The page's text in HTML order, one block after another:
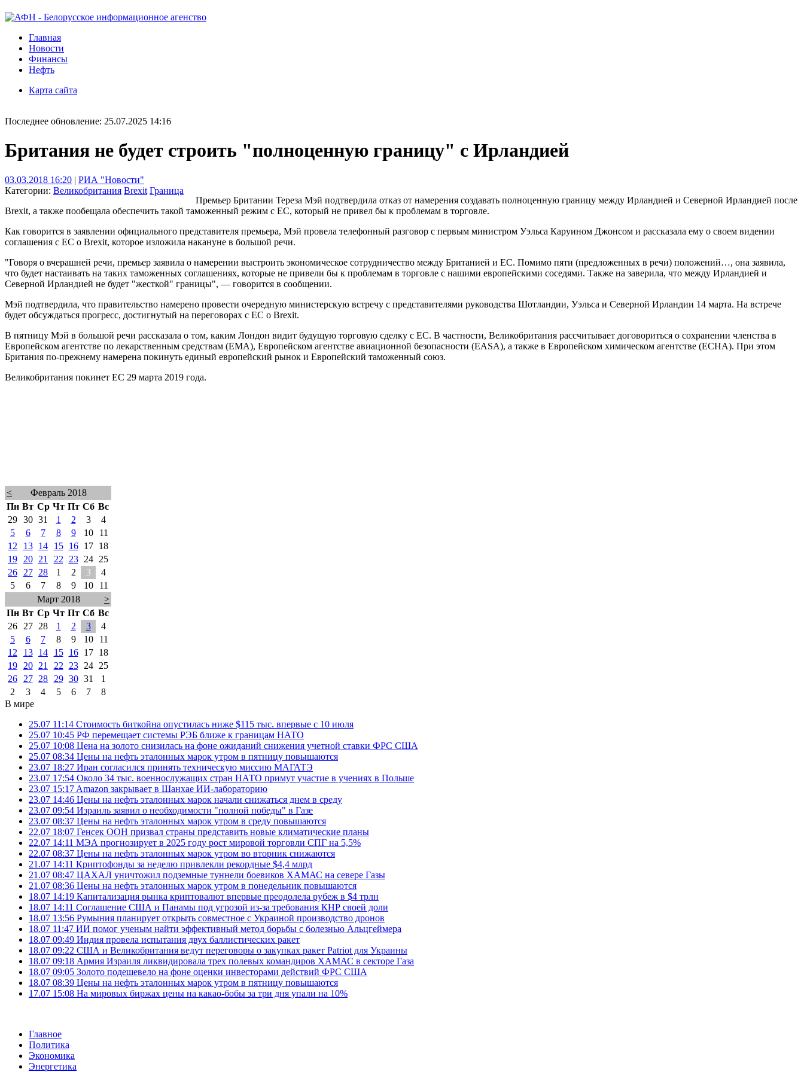
Главная
Новости
Финансы
Нефть
Карта сайта
Последнее обновление: 25.07.2025 14:16
Британия не будет строить "полноценную границу" с Ирландией
03.03.2018 16:20 | РИА "Новости"
Категории: Великобритания Brexit Граница
Премьер Британии Тереза Мэй подтвердила отказ от намерения создавать полноценную границу между Ирландией и Северной Ирландией после
Brexit, а также пообещала обеспечить такой таможенный режим с ЕС, который не привел бы к проблемам в торговле.
Как говорится в заявлении официального представителя премьера, Мэй провела телефонный разговор с первым министром Уэльса Каруином Джонсом и рассказала ему о своем видении
соглашения с ЕС о Brexit, которое изложила накануне в большой речи.
"Говоря о вчерашней речи, премьер заявила о намерении выстроить экономическое сотрудничество между Британией и ЕС. Помимо пяти (предложенных в речи) положений…, она заявила,
что будет настаивать на таких таможенных соглашениях, которые не привели бы к проблемам в торговле с нашими европейскими соседями. Также на заверила, что между Ирландией и
Северной Ирландией не будет "жесткой" границы", — говорится в сообщении.
Мэй подтвердила, что правительство намерено провести очередную министерскую встречу с представителями руководства Шотландии, Уэльса и Северной Ирландии 14 марта. На встрече
будет обсуждаться прогресс, достигнутый на переговорах с ЕС о Brexit.
В пятницу Мэй в большой речи рассказала о том, каким Лондон видит будущую торговую сделку с ЕС. В частности, Великобритания рассчитывает договориться о сохранении членства в
Европейском агентстве по лекарственным средствам (EMA), Европейском агентстве авиационной безопасности (EASA), а также в Европейском химическом агентстве (ECHA). При этом
Британия по-прежнему намерена покинуть единый европейский рынок и Европейский таможенный союз.
Великобритания покинет ЕС 29 марта 2019 года.
<
Февраль 2018
Пн Вт Ср Чт Пт Сб Вс
29 30 31 1 2 3
4
5
6 7 8 9 10
11
12
13 14 15 16 17
18
19
20 21 22 23 24
25
26
27 28 1 2 3
4
5
6 7 8 9 10
11
Март 2018
>
Пн Вт Ср Чт Пт Сб Вс
26
27 28 1 2 3
4
5
6 7 8 9 10
11
12
13 14 15 16 17
18
19
20 21 22 23 24
25
26
27 28 29 30 31
1
2
3 4 5 6 7
8
В мире
25.07 11:14 Стоимость биткойна опустилась ниже $115 тыс. впервые с 10 июля
25.07 10:45 РФ перемещает системы РЭБ ближе к границам НАТО
25.07 10:08 Цена на золото снизилась на фоне ожиданий снижения учетной ставки ФРС США
25.07 08:34 Цены на нефть эталонных марок утром в пятницу повышаются
23.07 18:27 Иран согласился принять техническую миссию МАГАТЭ
23.07 17:54 Около 34 тыс. военнослужащих стран НАТО примут участие в учениях в Польше
23.07 15:17 Amazon закрывает в Шанхае ИИ-лабораторию
23.07 14:46 Цены на нефть эталонных марок начали снижаться днем в среду
23.07 09:54 Израиль заявил о необходимости "полной победы" в Газе
23.07 08:37 Цены на нефть эталонных марок утром в среду повышаются
22.07 18:07 Генсек ООН призвал страны представить новые климатические планы
22.07 14:11 МЭА прогнозирует в 2025 году рост мировой торговли СПГ на 5,5%
22.07 08:37 Цены на нефть эталонных марок утром во вторник снижаются
21.07 14:11 Криптофонды за неделю привлекли рекордные $4,4 млрд
21.07 08:47 ЦАХАЛ уничтожил подземные туннели боевиков ХАМАС на севере Газы
21.07 08:36 Цены на нефть эталонных марок утром в понедельник повышаются
18.07 14:19 Капитализация рынка криптовалют впервые преодолела рубеж в $4 трлн
18.07 14:11 Соглашение США и Панамы под угрозой из-за требования КНР своей доли
18.07 13:56 Румыния планирует открыть совместное с Украиной производство дронов
18.07 11:47 ИИ помог ученым найти эффективный метод борьбы с болезнью Альцгеймера
18.07 09:49 Индия провела испытания двух баллистических ракет
18.07 09:22 США и Великобритания ведут переговоры о закупках ракет Patriot для Украины
18.07 09:18 Армия Израиля ликвидировала трех полевых командиров ХАМАС в секторе Газа
18.07 09:05 Золото подешевело на фоне оценки инвесторами действий ФРС США
18.07 08:39 Цены на нефть эталонных марок утром в пятницу повышаются
17.07 15:08 На мировых биржах цены на какао-бобы за три дня упали на 10%
Главное
Политика
Экономика
Энергетика